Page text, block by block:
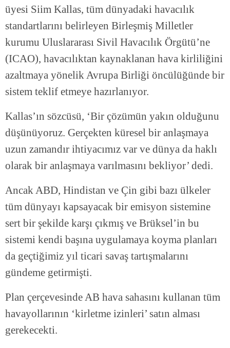
üyesi Siim Kallas, tüm dünyadaki havacılık
standartlarını belirleyen Birleşmiş Milletler
kurumu Uluslararası Sivil Havacılık Örgütü’ne
(ICAO), havacılıktan kaynaklanan hava kirliliğini
azaltmaya yönelik Avrupa Birliği öncülüğünde bir
sistem teklif etmeye hazırlanıyor.
Kallas’ın sözcüsü, ‘Bir çözümün yakın olduğunu
düşünüyoruz. Gerçekten küresel bir anlaşmaya
uzun zamandır ihtiyacımız var ve dünya da haklı
olarak bir anlaşmaya varılmasını bekliyor’ dedi.
Ancak ABD, Hindistan ve Çin gibi bazı ülkeler
tüm dünyayı kapsayacak bir emisyon sistemine
sert bir şekilde karşı çıkmış ve Brüksel’in bu
sistemi kendi başına uygulamaya koyma planları
da geçtiğimiz yıl ticari savaş tartışmalarını
gündeme getirmişti.
Plan çerçevesinde AB hava sahasını kullanan tüm
havayollarının ‘kirletme izinleri’ satın alması
gerekecekti.